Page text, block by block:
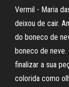
Vermil - Maria
deixou de cair.
do boneco de
boneco de
finalizar a sua
colorida como